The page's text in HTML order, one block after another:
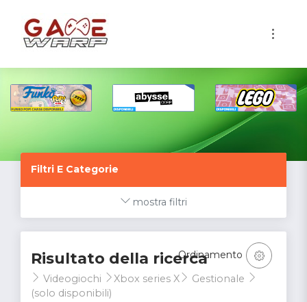
Filtri E Categorie
mostra filtri
Risultato della ricerca
Videogiochi Xbox series X
Gestionale
(solo disponibili)
Ordinamento